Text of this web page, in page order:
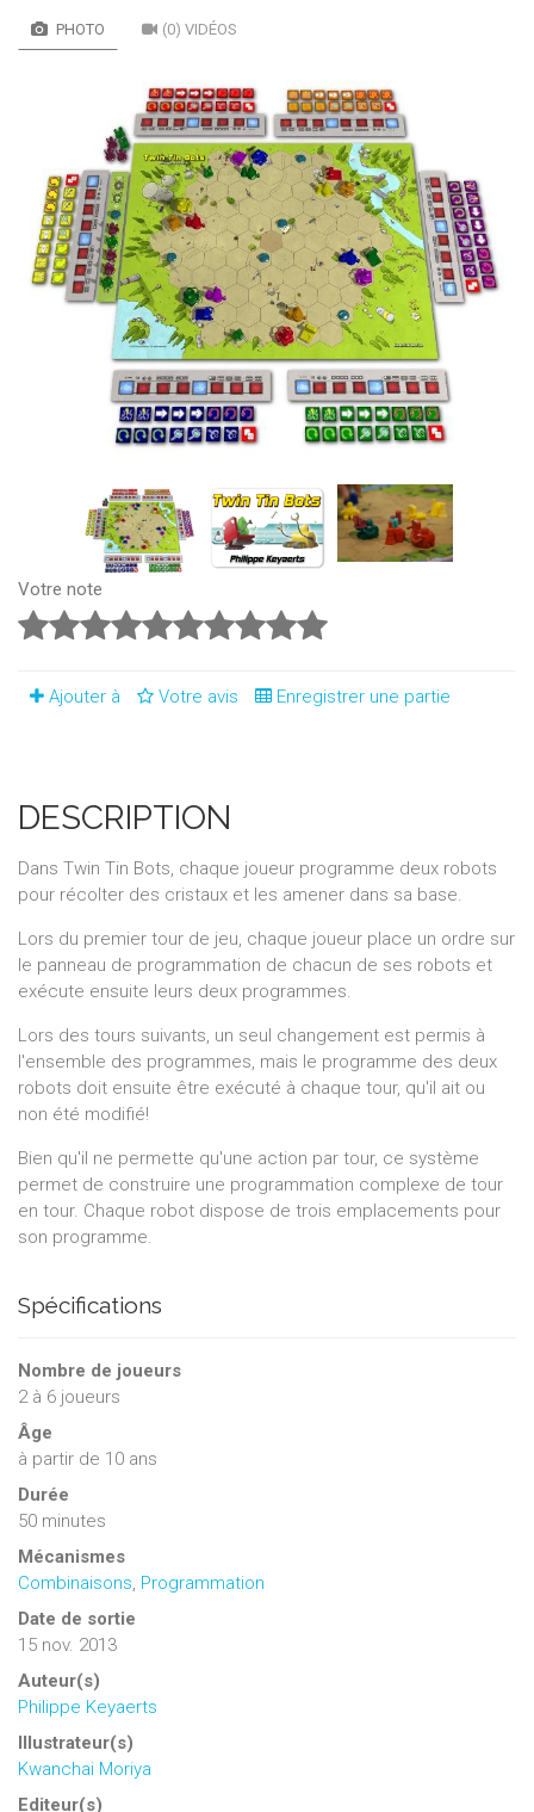
PHOTO (0) VIDÉOS
Votre note
Ajouter à Votre avis Enregistrer une partie
DESCRIPTION
Dans Twin Tin Bots, chaque joueur programme deux robots
pour récolter des cristaux et les amener dans sa base.
Lors du premier tour de jeu, chaque joueur place un ordre sur
le panneau de programmation de chacun de ses robots et
exécute ensuite leurs deux programmes.
Lors des tours suivants, un seul changement est permis à
l'ensemble des programmes, mais le programme des deux
robots doit ensuite être exécuté à chaque tour, qu'il ait ou
non été modifié!
Bien qu'il ne permette qu'une action par tour, ce système
permet de construire une programmation complexe de tour
en tour. Chaque robot dispose de trois emplacements pour
son programme.
Spécifications
Nombre de joueurs
2 à 6 joueurs
Âge
à partir de 10 ans
Durée
50 minutes
Mécanismes
Combinaisons Programmation
Date de sortie
15 nov. 2013
Auteur(s)
Philippe Keyaerts
Illustrateur(s)
Kwanchai Moriya
Editeur(s)